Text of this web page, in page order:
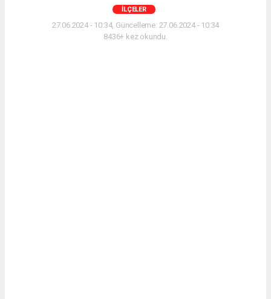
İLÇELER
27.06.2024 - 10:34, Güncelleme: 27.06.2024 - 10:34
8436+ kez okundu.